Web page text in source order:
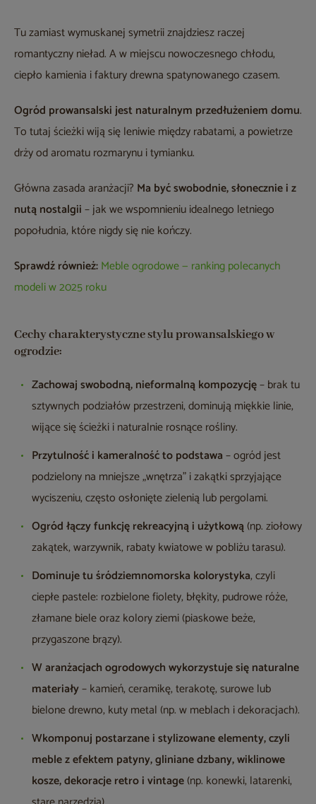
Tu zamiast wymuskanej symetrii znajdziesz raczej
romantyczny nieład. A w miejscu nowoczesnego chłodu,
ciepło kamienia i faktury drewna spatynowanego czasem.
Ogród prowansalskijest naturalnym przedłużeniem domu.
To tutaj ścieżki wiją się leniwie między rabatami, a powietrze
drży od aromatu rozmarynu i tymianku.
Główna zasada aranżacji? Ma być swobodnie, słonecznie i z
nutą nostalgii– jak we wspomnieniu idealnego letniego
popołudnia, które nigdy się nie kończy.
Sprawdź również:Meble ogrodowe — ranking polecanych
modeli w 2025 roku
Cechy charakterystyczne stylu prowansalskiego w
ogrodzie:
Zachowaj swobodną, nieformalną kompozycję– brak tu
sztywnych podziałów przestrzeni, dominują miękkie linie,
wijące się ścieżki i naturalnie rosnące rośliny.
Przytulność i kameralność to podstawa– ogród jest
podzielony na mniejsze „wnętrza” i zakątki sprzyjające
wyciszeniu, często osłonięte zielenią lub pergolami.
Ogród łączy funkcję rekreacyjną i użytkową(np. ziołowy
zakątek, warzywnik, rabaty kwiatowe w pobliżu tarasu).
Dominuje tu śródziemnomorska kolorystyka, czyli
ciepłe pastele: rozbielone fiolety, błękity, pudrowe róże,
złamane biele oraz kolory ziemi (piaskowe beże,
przygaszone brązy).
W aranżacjach ogrodowych wykorzystuje się naturalne
materiały– kamień, ceramikę, terakotę, surowe lub
bielone drewno, kuty metal (np. w meblach i dekoracjach).
Wkomponuj postarzane i stylizowane elementy, czyli
meble z efektem patyny, gliniane dzbany, wiklinowe
kosze, dekoracje retro i vintage(np. konewki, latarenki,